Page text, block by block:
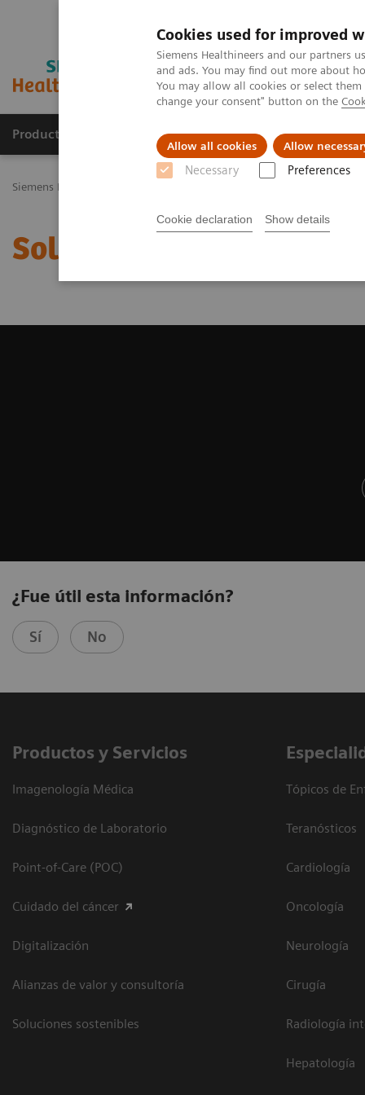
Cookies used for improved
Siemens Healthineers and our partners
and ads. You may find out more about
You may allow all cookies or select
change your consent" button on the
Allow all cookies Allow
Necessary Preferences
Cookie declaration Show details
Productos y servicios Especialidades Clínicas
Siemens Healthineers Latinoamérica
Solicite un Presupuesto
¿Fue útil esta información?
Sí No
Productos y Servicios
Imagenología Médica
Diagnóstico de Laboratorio
Point-of-Care (POC)
Cuidado del cáncer
Digitalización
Alianzas de valor y consultoría
Soluciones sostenibles
Tópicos de
Teranósticos
Cardiología
Oncología
Neurología
Cirugía
Radiología
Hepatología